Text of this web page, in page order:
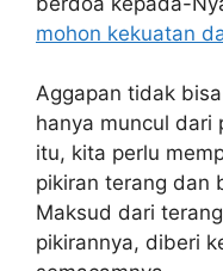
mohon kekuatan
Aggapan tidak
hanya muncul dari
itu, kita perlu
pikiran terang dan
Maksud dari
pikirannya, diberi